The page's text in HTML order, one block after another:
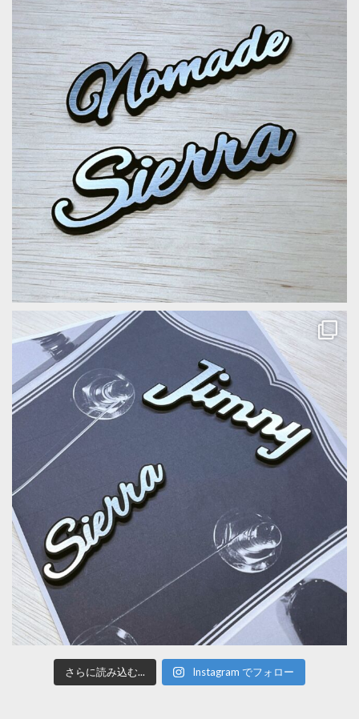
さらに読み込む... Instagram でフォロー